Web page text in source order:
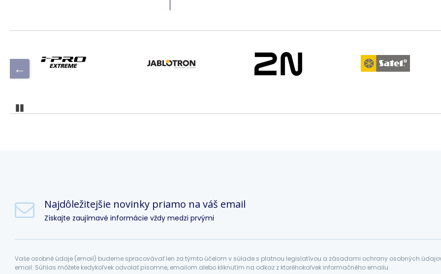
Najdôležitejšie novinky priamo na váš email
Získajte zaujímavé informácie vždy medzi prvými
Vaše osobné údaje (email) budeme spracovávať len za týmto účelom v súlade s platnou legislatívou a zásadami ochrany osobných
email. Súhlas môžete kedykoľvek odvolať písomne, emailom alebo kliknutím na odkaz z ktoréhokoľvek informačného emailu.